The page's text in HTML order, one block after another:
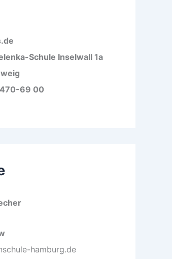
Schule Inselwall 1a
69 00
hamburg.de